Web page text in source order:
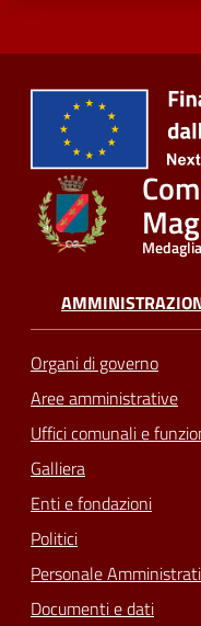
Organi di governo
Aree amministrative
Uffici comunali e
Galliera
Enti e fondazioni
Politici
Personale
Documenti e dati